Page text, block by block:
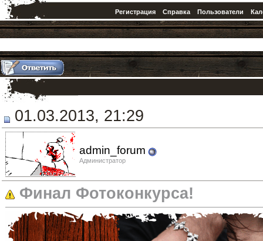
Регистрация Справка Пользователи
01.03.2013, 21:29
admin_forum
Администратор
Финал Фотоконкурса!